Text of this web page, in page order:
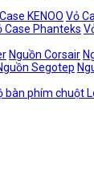
KENOO Vỏ
Case Phanteks
Nguồn Corsair
Segotep
bàn phím chuột